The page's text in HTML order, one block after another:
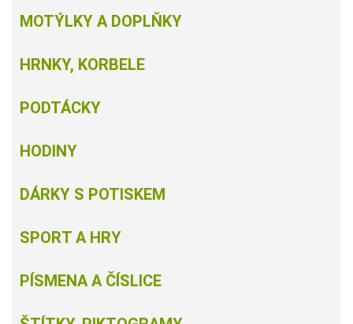
MOTÝLKY A DOPLŇKY
HRNKY, KORBELE
PODTÁCKY
HODINY
DÁRKY S POTISKEM
SPORT A HRY
PÍSMENA A ČÍSLICE